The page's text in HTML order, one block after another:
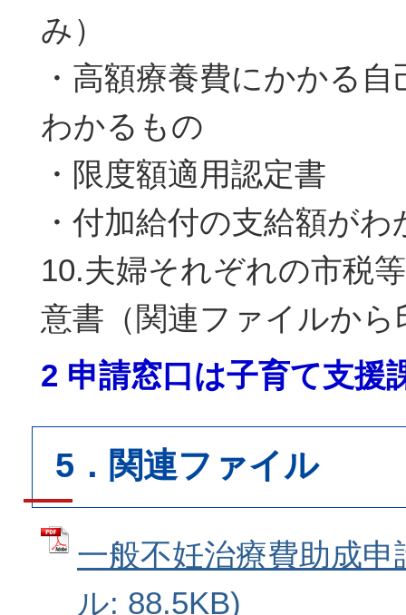
み）
・高額療養費にかかる
わかるもの
・限度額適用認定書
・付加給付の支給額が
10.夫婦それぞれの市税
意書（関連ファイルから
2 申請窓口は子育て支援
5．関連ファイル
一般不妊治療費助成
ル: 88.5KB)